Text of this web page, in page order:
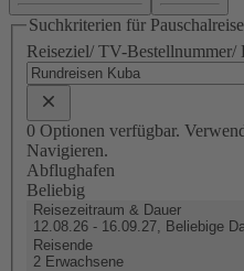
Suchkriterien für
Reiseziel/ TV-Bestellnummer/
0 Optionen verfügbar.
Navigieren.
Abflughafen
Beliebig
Reisezeitraum & Dauer
12.08.26 - 16.09.27, Beliebige
Reisende
2 Erwachsene